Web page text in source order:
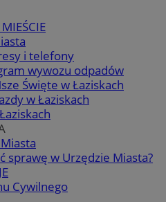
i telefony
wywozu odpadów
Święte w Łaziskach
w Łaziskach
sprawę w Urzędzie Miasta?
Cywilnego